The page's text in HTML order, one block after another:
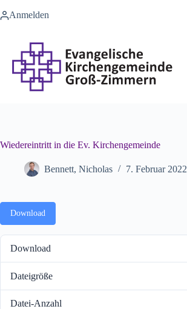
InhaltAnmelden
Wiedereintritt in die Ev. Kirchengemeinde
Bennett, Nicholas 7. Februar 2022
Download
Download
Dateigröße
Datei-Anzahl